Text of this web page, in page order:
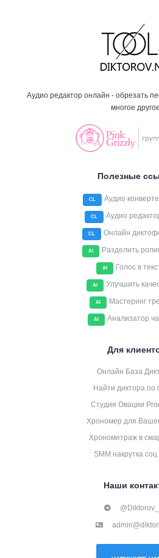
Аудио редактор онлайн - обрезать
многое
Полезные
CL Аудио
CL Аудио
CL Онлайн
AI Разделить
AI Голос в
AI Улучшить
AI Мастеринг
AI Анализатор
Для
Онлайн База
Найти диктора по
Студия Овации
Хрономер для
Хронометраж в
SMM накрутка соц
Наши